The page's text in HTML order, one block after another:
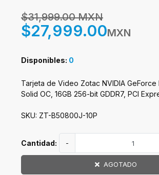
$31,999.00 MXN
$27,999.00MXN
Disponibles: 0
Tarjeta de Video Zotac NVIDIA GeForce
Solid OC, 16GB 256-bit GDDR7, PCI
SKU: ZT-B50800J-10P
Cantidad: -
AGOTADO